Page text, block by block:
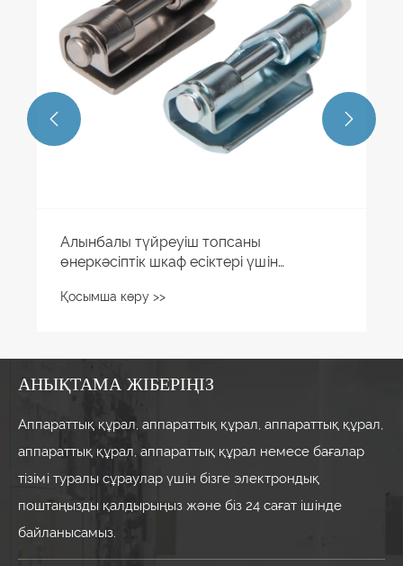
Алынбалы түйреуіш топсаны
өнеркәсіптік шкаф есіктері үшін
Қосымша көру >>
 
АНЫҚТАМА ЖІБЕРІҢІЗ
Аппараттық құрал, аппараттық құрал, аппараттық құрал,
аппараттық құрал, аппараттық құрал немесе бағалар
тізімі туралы сұраулар үшін бізге электрондық
поштаңызды қалдырыңыз және біз 24 сағат ішінде
байланысамыз.